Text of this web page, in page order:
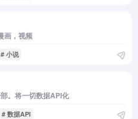
画，视频
# 小说
。将一切数据API化
# 数据API